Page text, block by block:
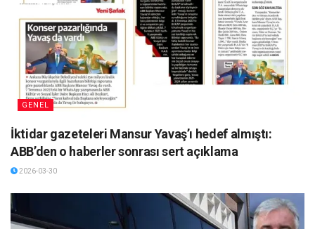
GENEL
İktidar gazeteleri Mansur Yavaş’ı hedef almıştı:
ABB’den o haberler sonrası sert açıklama
2026-03-30